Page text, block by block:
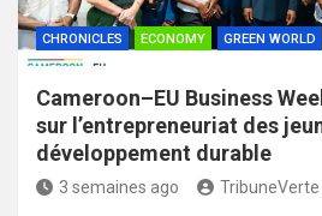
CHRONICLES ECONOMY GREEN WORLD
Cameroon–EU Business
sur l’entrepreneuriat des
développement durable
3 semaines ago TribuneVerte